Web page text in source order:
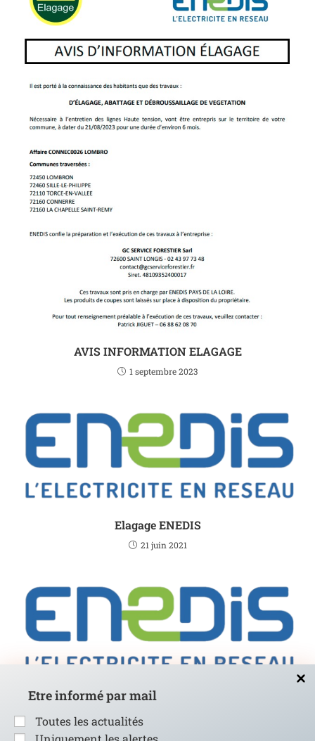
Etre informé par mail
Toutes les actualités
AVIS INFORMATION ELAGAGE
1 septembre 2023
Elagage ENEDIS
21 juin 2021
Coupures de courant pour travaux le 20/09/2023
7 août 2023